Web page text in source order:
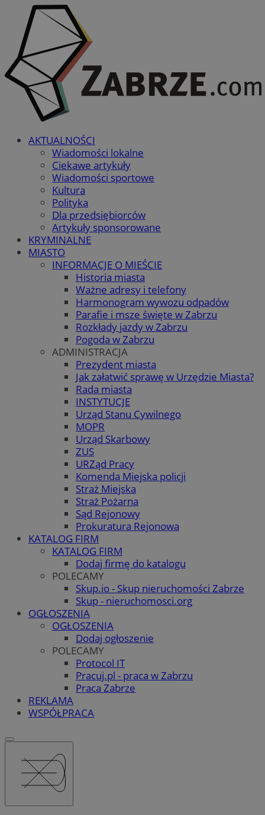
AKTUALNOŚCI
Wiadomości lokalne
Ciekawe artykuły
Wiadomości sportowe
Kultura
Polityka
Dla przedsiębiorców
Artykuły sponsorowane
KRYMINALNE
MIASTO
INFORMACJE O MIEŚCIE
Historia miasta
Ważne adresy i telefony
Harmonogram wywozu odpadów
Parafie i msze święte w Zabrzu
Rozkłady jazdy w Zabrzu
Pogoda w Zabrzu
ADMINISTRACJA
Prezydent miasta
Jak załatwić sprawę w Urzędzie Miasta?
Rada miasta
INSTYTUCJE
Urząd Stanu Cywilnego
MOPR
Urząd Skarbowy
ZUS
URZąd Pracy
Komenda Miejska policji
Straż Miejska
Straż Pożarna
Sąd Rejonowy
Prokuratura Rejonowa
KATALOG FIRM
KATALOG FIRM
Dodaj firmę do katalogu
POLECAMY
Skup.io - Skup nieruchomości Zabrze
Skup - nieruchomosci.org
OGŁOSZENIA
OGŁOSZENIA
Dodaj ogłoszenie
POLECAMY
Protocol IT
Pracuj.pl - praca w Zabrzu
Praca Zabrze
REKLAMA
WSPÓŁPRACA